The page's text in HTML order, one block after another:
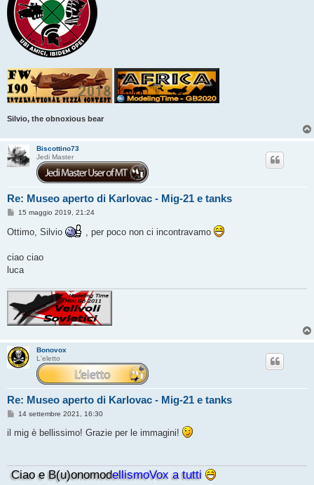
Silvio, the obnoxious bear
Biscottino73
Jedi Master
Re: Museo aperto di Karlovac - Mig-21 e tanks
M
s
s
g
i
15 maggio 2019, 21:24
Ottimo, Silvio , per poco non ci incontravamo
ciao ciao
luca
Bonovox
L'eletto
Re: Museo aperto di Karlovac - Mig-21 e tanks
M
s
s
i
o
14 settembre 2021, 16:30
il mig è bellissimo! Grazie per le immagini!
Ciao e B(u)onomodellismoVox a tutti